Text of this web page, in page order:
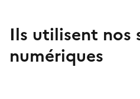
Ils utilisent nos
numériques